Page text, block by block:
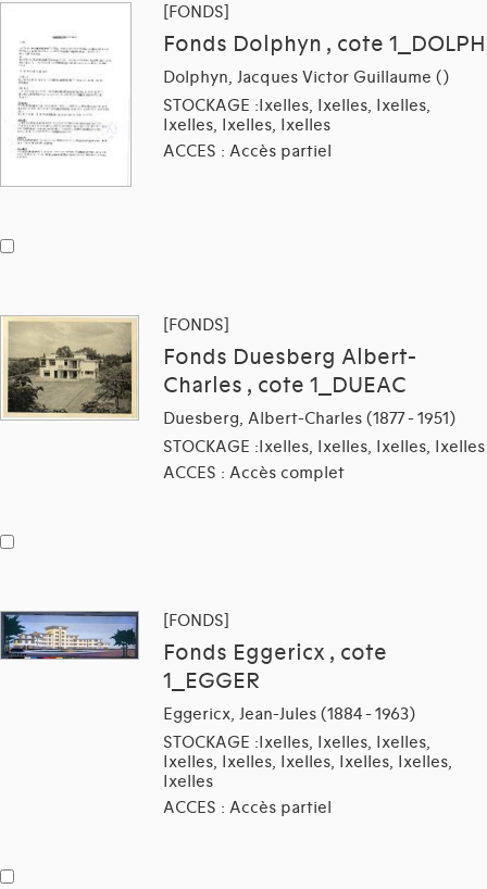
[FONDS]
Fonds Dolphyn , cote 1_DOLPH
Dolphyn, Jacques Victor Guillaume ()
STOCKAGE :Ixelles, Ixelles, Ixelles,
Ixelles, Ixelles, Ixelles
ACCES : Accès partiel
[FONDS]
Fonds Duesberg Albert-
Charles , cote 1_DUEAC
Duesberg, Albert-Charles (1877 - 1951)
STOCKAGE :Ixelles, Ixelles, Ixelles, Ixelles
ACCES : Accès complet
[FONDS]
Fonds Eggericx , cote
1_EGGER
Eggericx, Jean-Jules (1884 - 1963)
STOCKAGE :Ixelles, Ixelles, Ixelles,
Ixelles, Ixelles, Ixelles, Ixelles, Ixelles,
Ixelles
ACCES : Accès partiel